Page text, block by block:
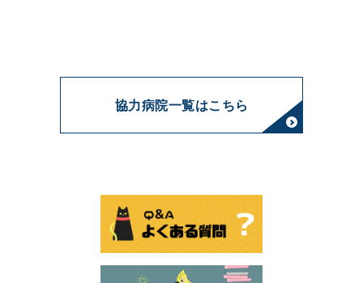
協力病院一覧はこちら